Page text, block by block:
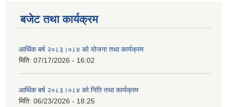
बजेट तथा कार्यक्रम
आर्थिक बर्ष २०८३।०८४ को योजना तथा कार्यक्रम
मिति: 07/17/2026 - 16:02
आर्थिक बर्ष २०८३।०८४ को निति तथा कार्यक्रम
मिति: 06/23/2026 - 18:25